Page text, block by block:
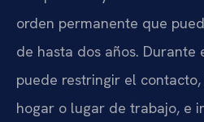
orden permanente que
de hasta dos años. Durante
puede restringir el
hogar o lugar de trabajo, e